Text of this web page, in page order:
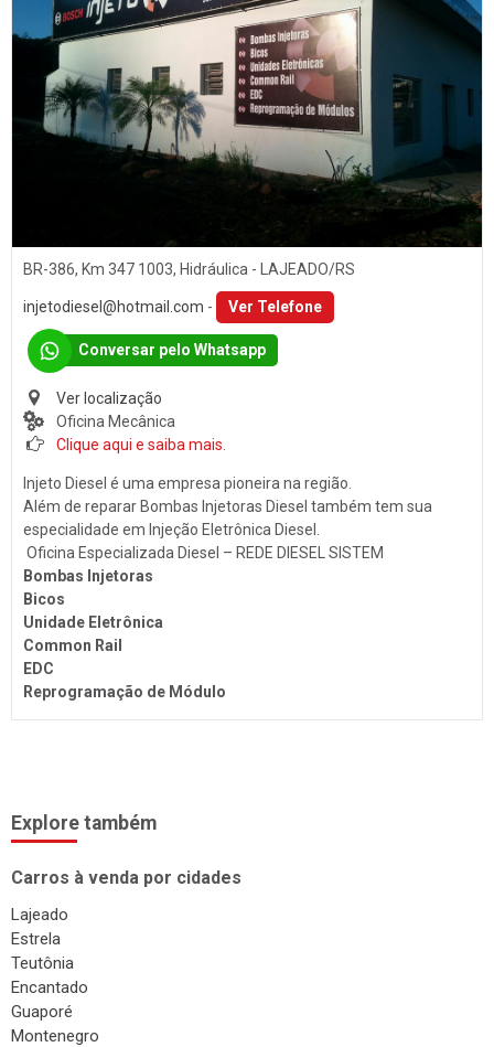
PORTO ALEGRE (1)
SANTA CLARA DO SUL (1)
SANTA CRUZ DO SUL (15)
TEUTÔNIA (14)
VENÂNCIO AIRES (16)
Som
Baterias
Películas
Acessórios
Ar Condicionado
Lavagem Automotiva
Retificadora de Motores
Auto Peças
Amortecedores
Adaptação Veicular
Troca de Óleo
Chaveiro
Reboques
Seguros
Injeção Eletrônica
Produtos Automotivos
Volantes
Capotas
Despachante
Vistorias
Surdinas
Bombas Injetoras
BR-386, Km 347 1003, Hidráulica - LAJEADO/RS
injetodiesel@hotmail.com - Ver Telefone
Conversar pelo Whatsapp
Ver localização
Oficina Mecânica
Clique aqui e saiba mais.
Injeto Diesel é uma empresa pioneira na região.
Além de reparar Bombas Injetoras Diesel também tem sua
especialidade em Injeção Eletrônica Diesel.
Oficina Especializada Diesel – REDE DIESEL SISTEM
Bombas Injetoras
Bicos
Unidade Eletrônica
Common Rail
EDC
Reprogramação de Módulo
Explore também
Carros à venda por cidades
Lajeado
Estrela
Teutônia
Encantado
Guaporé
Montenegro